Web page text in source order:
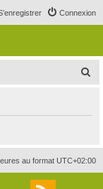
Connexion
r
c
au format UTC+02:00